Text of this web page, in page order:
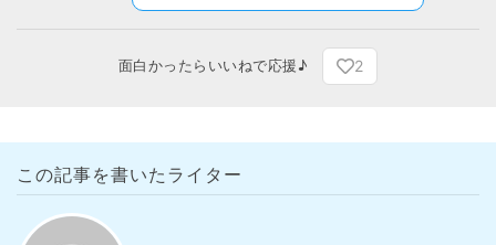
面白かったらいいねで応援♪ 2
この記事を書いたライター